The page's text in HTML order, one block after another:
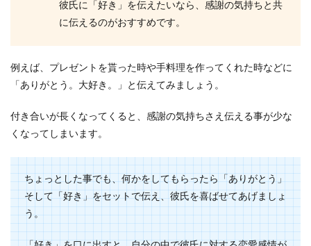
彼氏とお付き合いをしていても、あまり自分に対
する愛情を感じられず、もしかしたら体が目的で
法！男目線で見る可愛い女とは
んな特徴があるのでしょうか。現在彼氏がおら
ず、素敵な異性...
女性35歳からの結婚を近づけるための
彼氏に「好き」を伝えたいなら、感謝の気持ちと共
に伝えるのがおすすめです。
例えば、プレゼントを貰った時や手料理を作ってくれた時などに
「ありがとう。大好き。」と伝えてみましょう。
付き合いが長くなってくると、感謝の気持ちさえ伝える事が少な
くなってしまいます。
ちょっとした事でも、何かをしてもらったら「ありがとう」
そして「好き」をセットで伝え、彼氏を喜ばせてあげましょ
う。